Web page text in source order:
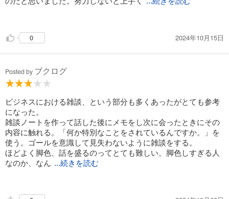
0 2024年10月15日
Posted by ブクログ
ビジネスにおける雑談、という部分も多くあったがとても参考
になった。
雑談ノートを作って話した後にメモをし次に会ったときにその
内容に触れる。「何か特別なことをされているんですか。」を
使う。ゴールを意識して見失わないように雑談をする。
ほどよく脚色、話を盛るのってとても難しい。脚色しすぎる人
なのか、なん ...続きを読む